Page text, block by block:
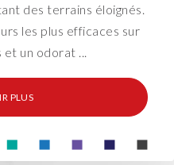
des terrains éloignés.
les plus efficaces sur
un odorat ...
PLUS